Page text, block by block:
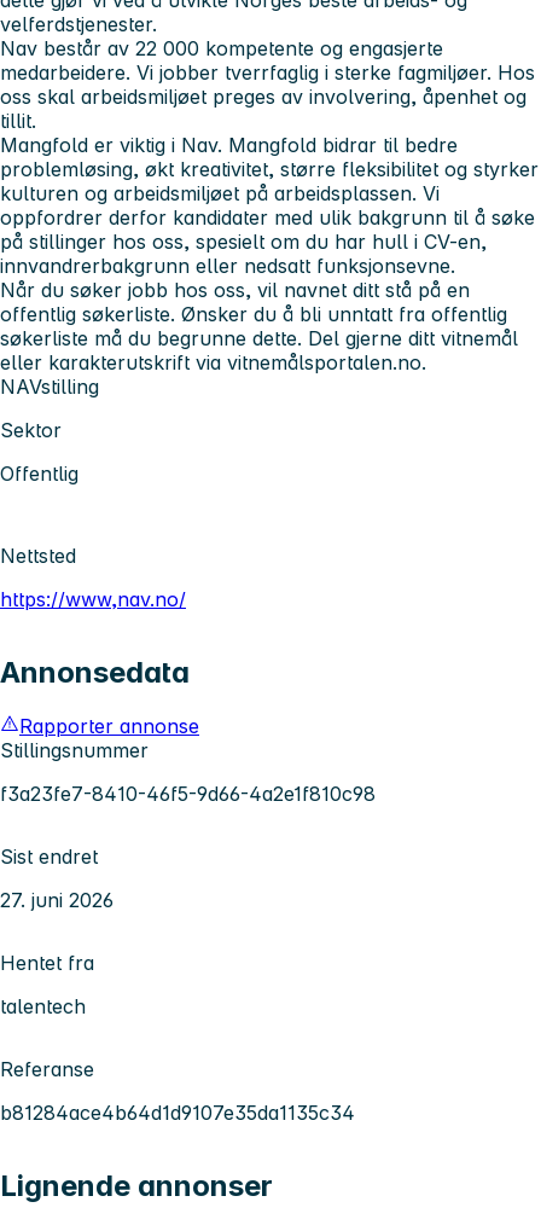
velferdstjenester.
Nav består av 22 000 kompetente og engasjerte
medarbeidere. Vi jobber tverrfaglig i sterke fagmiljøer. Hos
oss skal arbeidsmiljøet preges av involvering, åpenhet og
tillit.
Mangfold er viktig i Nav. Mangfold bidrar til bedre
problemløsing, økt kreativitet, større fleksibilitet og styrker
kulturen og arbeidsmiljøet på arbeidsplassen. Vi
oppfordrer derfor kandidater med ulik bakgrunn til å søke
på stillinger hos oss, spesielt om du har hull i CV-en,
innvandrerbakgrunn eller nedsatt funksjonsevne.
Når du søker jobb hos oss, vil navnet ditt stå på en
offentlig søkerliste. Ønsker du å bli unntatt fra offentlig
søkerliste må du begrunne dette. Del gjerne ditt vitnemål
eller karakterutskrift via vitnemålsportalen.no.
NAVstilling
Sektor
Offentlig
Nettsted
https://www,nav.no/
Annonsedata
Rapporter annonse
Stillingsnummer
f3a23fe7-8410-46f5-9d66-4a2e1f810c98
Sist endret
27. juni 2026
Hentet fra
talentech
Referanse
b81284ace4b64d1d9107e35da1135c34
Lignende annonser